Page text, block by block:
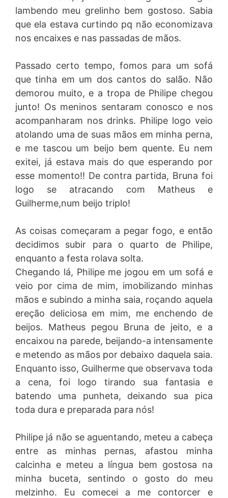
lambendo meu grelinho bem gostoso. Sabia
que ela estava curtindo pq não economizava
nos encaixes e nas passadas de mãos.
Passado certo tempo, fomos para um sofá
que tinha em um dos cantos do salão. Não
demorou muito, e a tropa de Philipe chegou
junto! Os meninos sentaram conosco e nos
acompanharam nos drinks. Philipe logo veio
atolando uma de suas mãos em minha perna,
e me tascou um beijo bem quente. Eu nem
exitei, já estava mais do que esperando por
esse momento!! De contra partida, Bruna foi
logo se atracando com Matheus e
Guilherme,num beijo triplo!
As coisas começaram a pegar fogo, e então
decidimos subir para o quarto de Philipe,
enquanto a festa rolava solta.
Chegando lá, Philipe me jogou em um sofá e
veio por cima de mim, imobilizando minhas
mãos e subindo a minha saia, roçando aquela
ereção deliciosa em mim, me enchendo de
beijos. Matheus pegou Bruna de jeito, e a
encaixou na parede, beijando-a intensamente
e metendo as mãos por debaixo daquela saia.
Enquanto isso, Guilherme que observava toda
a cena, foi logo tirando sua fantasia e
batendo uma punheta, deixando sua pica
toda dura e preparada para nós!
Philipe já não se aguentando, meteu a cabeça
entre as minhas pernas, afastou minha
calcinha e meteu a língua bem gostosa na
minha buceta, sentindo o gosto do meu
melzinho. Eu comecei a me contorcer e